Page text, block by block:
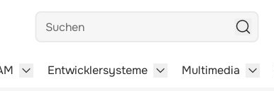
Entwicklersysteme
Multimedia